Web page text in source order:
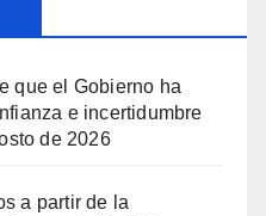
que el Gobierno ha
e incertidumbre
de 2026
a partir de la